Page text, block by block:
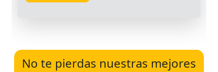
No te pierdas nuestras mejores